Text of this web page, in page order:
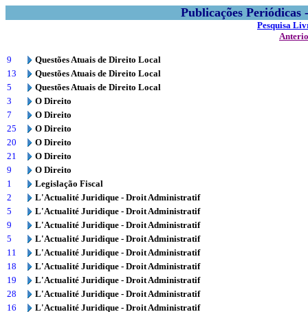
Publicações
Pesquisa
9
Questões Atuais de Direito Local
13
Questões Atuais de Direito Local
5
Questões Atuais de Direito Local
3
O Direito
7
O Direito
25
O Direito
20
O Direito
21
O Direito
9
O Direito
1
Legislação Fiscal
2
L'Actualité Juridique - Droit Administratif
5
L'Actualité Juridique - Droit Administratif
9
L'Actualité Juridique - Droit Administratif
5
L'Actualité Juridique - Droit Administratif
11
L'Actualité Juridique - Droit Administratif
18
L'Actualité Juridique - Droit Administratif
19
L'Actualité Juridique - Droit Administratif
28
L'Actualité Juridique - Droit Administratif
16
L'Actualité Juridique - Droit Administratif